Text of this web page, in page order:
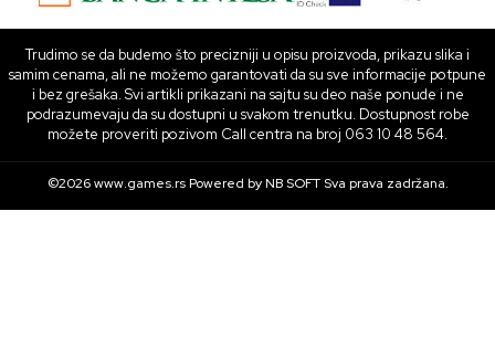
Trudimo se da budemo što precizniji u opisu proizvoda, prikazu slika i
samim cenama, ali ne možemo garantovati da su sve informacije potpune
i bez grešaka. Svi artikli prikazani na sajtu su deo naše ponude i ne
podrazumevaju da su dostupni u svakom trenutku. Dostupnost robe
možete proveriti pozivom Call centra na broj 063 10 48 564.
©2026www.games.rs Powered byNB SOFTSva prava zadržana.